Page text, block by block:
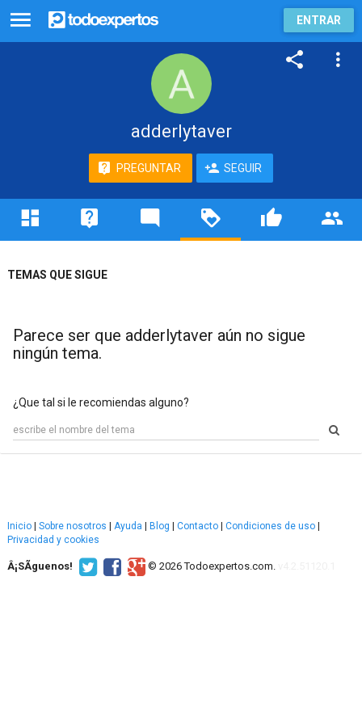
ENTRAR
adderlytaver
PREGUNTAR SEGUIR
TEMAS QUE SIGUE
Parece ser que adderlytaver aún no sigue
ningún tema.
¿Que tal si le recomiendas alguno?
Inicio Sobre nosotros Ayuda Blog Contacto Condiciones de uso
Privacidad y cookies
Â¡SÃ­guenos! © 2026 Todoexpertos.com.